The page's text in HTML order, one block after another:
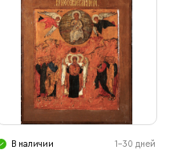
В наличии 1-30 дней